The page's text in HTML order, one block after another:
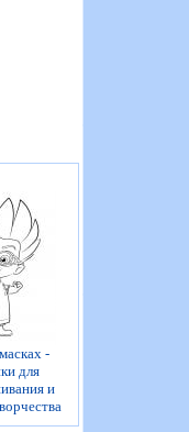
-
для
и